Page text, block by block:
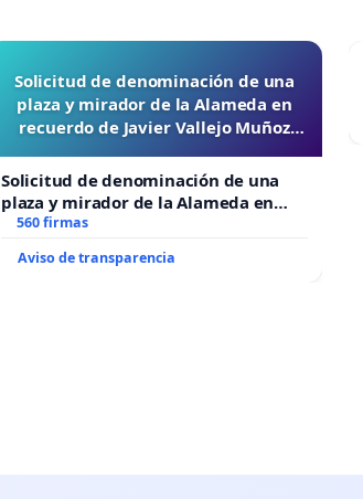
Solicitud de denominación de una
plaza y mirador de la Alameda en
recuerdo de Javier Vallejo Muñoz
Solicitud de denominación de una
plaza y mirador de la Alameda en
recuerdo de Javier Vallejo Muñoz
560 firmas
Aviso de transparencia